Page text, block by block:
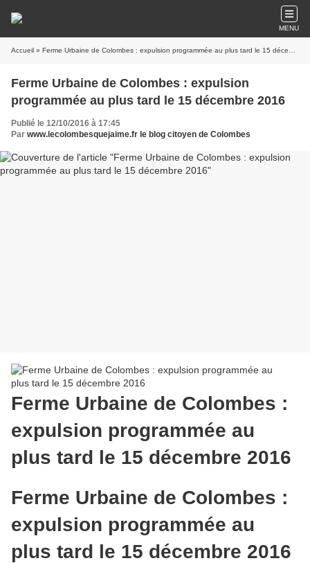
MENU
Accueil » Ferme Urbaine de Colombes : expulsion programmée au plus tard le 15 décembre 2016
Ferme Urbaine de Colombes : expulsion
programmée au plus tard le 15 décembre 2016
Publié le 12/10/2016 à 17:45
Par www.lecolombesquejaime.fr le blog citoyen de Colombes
Ferme Urbaine de Colombes :
expulsion programmée au
plus tard le 15 décembre 2016
Ferme Urbaine de Colombes :
expulsion programmée au
plus tard le 15 décembre 2016